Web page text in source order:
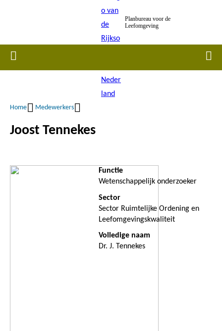
inhoud
Planbureau voor de
Leefomgeving
Home
Kruimelpad
Home Medewerkers
Joost Tennekes
Functie
Wetenschappelijk onderzoeker
Sector
Sector Ruimtelijke Ordening en
Leefomgevingskwaliteit
Volledige naam
Dr. J. Tennekes